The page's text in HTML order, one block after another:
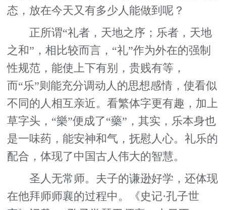
态，放在今天又有多少人能做到呢？
正所谓“礼者，天地之序；乐者，天地
之和”，相比较而言，“礼”作为外在的强制
性规范，能使上下有别，贵贱有等，
而“乐”则能充分调动人的思想感情，使看似
不同的人相互亲近。看繁体字更有趣，加上
草字头，“樂”便成了“藥”，其实，乐本身也
是一味药，能安神和气，抚慰人心。礼乐的
配合，体现了中国古人伟大的智慧。
圣人无常师。夫子的谦逊好学，还体现
在他拜师师襄的过程中。《史记·孔子世